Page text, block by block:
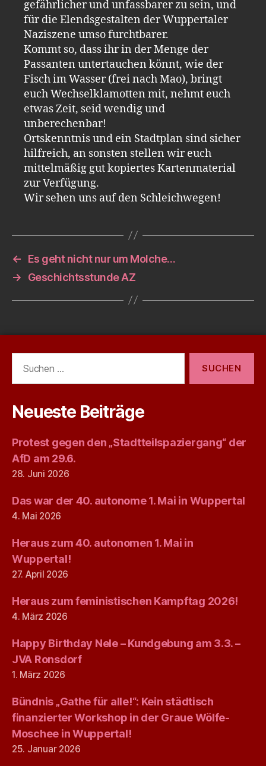
gefährlicher und unfassbarer zu sein, und
für die Elendsgestalten der Wuppertaler
Naziszene umso furchtbarer.
Kommt so, dass ihr in der Menge der
Passanten untertauchen könnt, wie der
Fisch im Wasser (frei nach Mao), bringt
euch Wechselklamotten mit, nehmt euch
etwas Zeit, seid wendig und
unberechenbar!
Ortskenntnis und ein Stadtplan sind sicher
hilfreich, an sonsten stellen wir euch
mittelmäßig gut kopiertes Kartenmaterial
zur Verfügung.
Wir sehen uns auf den Schleichwegen!
←
Es geht nicht nur um Molche…
→
Geschichtsstunde AZ
nach:
Neueste Beiträge
Protest gegen den „Stadtteilspaziergang“ der
AfD am 29.6.
28. Juni 2026
Das war der 40. autonome 1. Mai in Wuppertal
4. Mai 2026
Heraus zum 40. autonomen 1. Mai in
Wuppertal!
27. April 2026
Heraus zum feministischen Kampftag 2026!
4. März 2026
Happy Birthday Nele – Kundgebung am 3.3. –
JVA Ronsdorf
1. März 2026
Bündnis „Gathe für alle!“: Kein städtisch
finanzierter Workshop in der Graue Wölfe-
Moschee in Wuppertal!
25. Januar 2026